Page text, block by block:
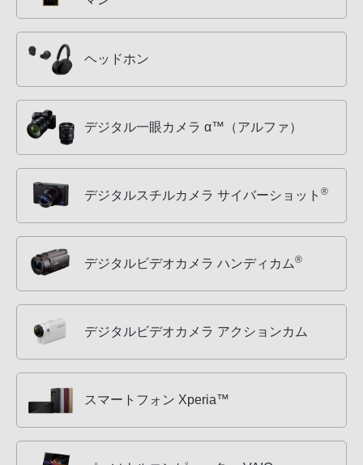
ヘッドホン
デジタル一眼カメラ α™（アルファ）
デジタルスチルカメラ サイバーショット ®
デジタルビデオカメラ ハンディカム®
デジタルビデオカメラ アクションカム
スマートフォン Xperia™